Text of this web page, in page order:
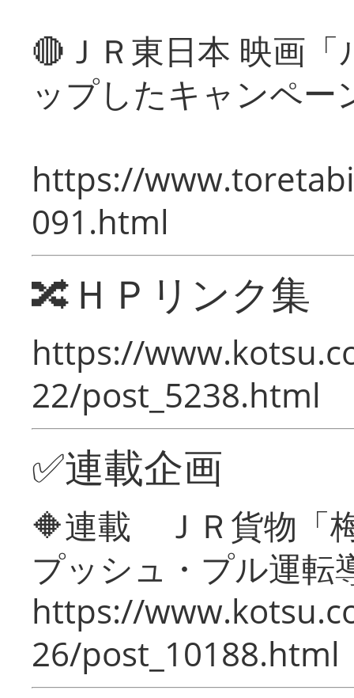
🔴ＪＲ東日本 映画
ップしたキャンペー
https://
091.html
🔀ＨＰリンク集
https://
22/post_5238.html
✅連載企画
🔶連載 ＪＲ貨物「
プッシュ・プル運転
https://
26/post_10188.html